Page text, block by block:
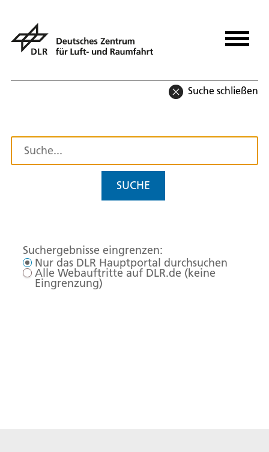
Suche schließen
SUCHE
Suchergebnisse eingrenzen:
Nur das DLR Hauptportal durchsuchen
Alle Webauftritte auf DLR.de (keine
Eingrenzung)